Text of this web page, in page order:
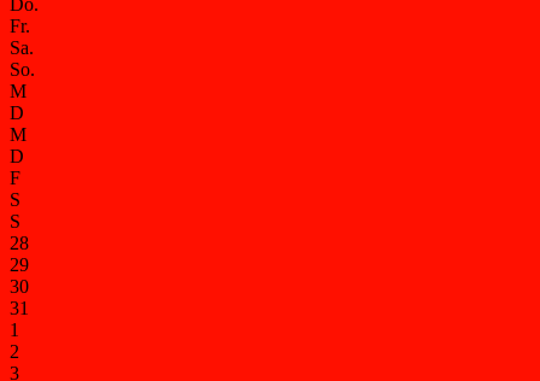
Fr.
Sa.
So.
M
D
M
D
F
S
S
28
29
30
31
1
2
3